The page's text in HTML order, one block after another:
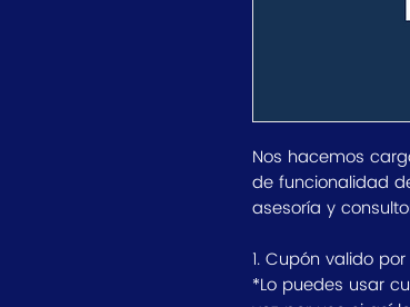
Nos hacemos
de funcionalidad
asesoría y
1. Cupón valido
*Lo puedes usar